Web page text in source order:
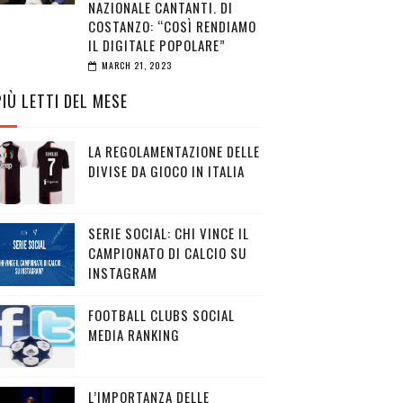
NAZIONALE CANTANTI. DI
COSTANZO: “COSÌ RENDIAMO
IL DIGITALE POPOLARE”
MARCH 21, 2023
LETTI DEL MESE
LA REGOLAMENTAZIONE DELLE
DIVISE DA GIOCO IN ITALIA
SERIE SOCIAL: CHI VINCE IL
CAMPIONATO DI CALCIO SU
INSTAGRAM
FOOTBALL CLUBS SOCIAL
MEDIA RANKING
L’IMPORTANZA DELLE